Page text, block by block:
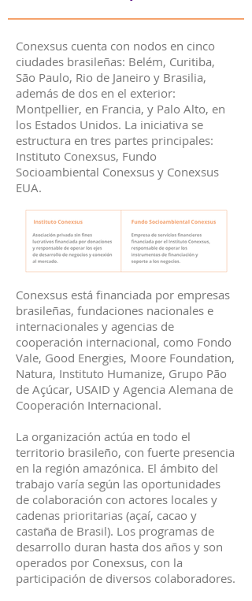
Conexsus cuenta con nodos en cinco
ciudades brasileñas: Belém, Curitiba,
São Paulo, Rio de Janeiro y Brasilia,
además de dos en el exterior:
Montpellier, en Francia, y Palo Alto, en
los Estados Unidos. La iniciativa se
estructura en tres partes principales:
Instituto Conexsus, Fundo
Socioambiental Conexsus y Conexsus
EUA.
Conexsus está financiada por empresas
brasileñas, fundaciones nacionales e
internacionales y agencias de
cooperación internacional, como Fondo
Vale, Good Energies, Moore Foundation,
Natura, Instituto Humanize, Grupo Pão
de Açúcar, USAID y Agencia Alemana de
Cooperación Internacional.
La organización actúa en todo el
territorio brasileño, con fuerte presencia
en la región amazónica. El ámbito del
trabajo varía según las oportunidades
de colaboración con actores locales y
cadenas prioritarias (açaí, cacao y
castaña de Brasil). Los programas de
desarrollo duran hasta dos años y son
operados por Conexsus, con la
participación de diversos colaboradores.